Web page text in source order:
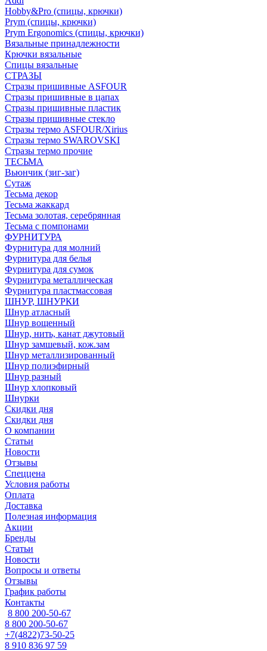
Hobby&Pro (спицы, крючки)
Prym (спицы, крючки)
Prym Ergonomics (спицы, крючки)
Вязальные принадлежности
Крючки вязальные
Спицы вязальные
СТРАЗЫ
Стразы пришивные ASFOUR
Стразы пришивные в цапах
Стразы пришивные пластик
Стразы пришивные стекло
Стразы термо ASFOUR/Xirius
Стразы термо SWAROVSKI
Стразы термо прочие
ТЕСЬМА
Вьюнчик (зиг-заг)
Сутаж
Тесьма декор
Тесьма жаккард
Тесьма золотая, серебрянная
Тесьма с помпонами
ФУРНИТУРА
Фурнитура для молний
Фурнитура для белья
Фурнитура для сумок
Фурнитура металлическая
Фурнитура пластмассовая
ШНУР, ШНУРКИ
Шнур атласный
Шнур вощенный
Шнур, нить, канат джутовый
Шнур замшевый, кож.зам
Шнур металлизированный
Шнур полиэфирный
Шнур разный
Шнур хлопковый
Шнурки
Скидки дня
Скидки дня
О компании
Статьи
Новости
Отзывы
Спеццена
Условия работы
Оплата
Доставка
Полезная информация
Акции
Бренды
Статьи
Новости
Вопросы и ответы
Отзывы
График работы
Контакты
8 800 200-50-67
8 800 200-50-67
+7(4822)73-50-25
8 910 836 97 59